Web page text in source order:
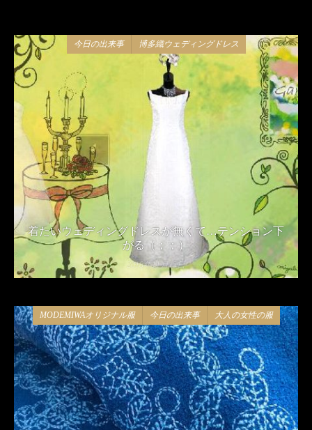
今日の出来事 博多織ウェディングドレス
着たいウェディングドレスが無くて…テンション下
がる（；；）
2018年11月15日
MODEMIWAオリジナル服 今日の出来事 大人の女性の服